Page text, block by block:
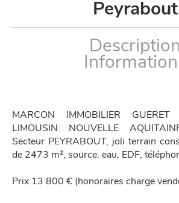
Peyrabout
Description
MARCON IMMOBILIER
LIMOUSIN NOUVELLE
Secteur PEYRABOUT, joli terrain
de 2473 m², source. eau, EDF,
Prix 13 800 € (honoraires charge